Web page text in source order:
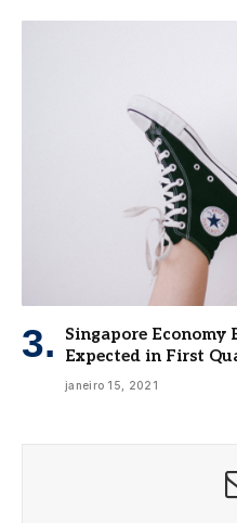
Singapore Economy
Expected in First
janeiro 15, 2021